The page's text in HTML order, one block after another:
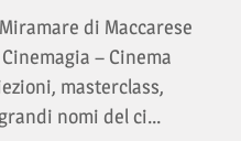
di Maccarese
– Cinema
masterclass,
nomi del ci...